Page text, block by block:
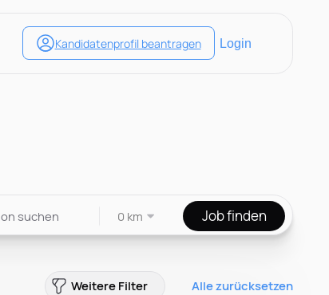
0 km Job finden
Weitere Filter Alle zurücksetzen